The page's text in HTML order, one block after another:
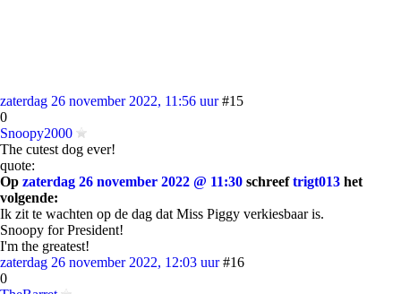
zaterdag 26 november 2022, 11:56 uur #15
0
Snoopy2000
The cutest dog ever!
quote:
Op zaterdag 26 november 2022 @ 11:30 schreeftrigt013 het
volgende:
Ik zit te wachten op de dag dat Miss Piggy verkiesbaar is.
Snoopy for President!
I'm the greatest!
zaterdag 26 november 2022, 12:03 uur #16
0